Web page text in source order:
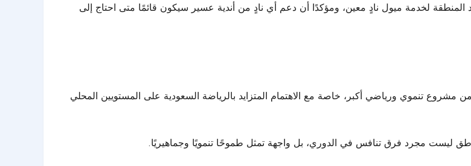
المنطقة لخدمة ميول نادٍ معين، ومؤكدًا أن دعم أي نادٍ من أندية عسير سيكون قائمًا متى احتاج إلى
تنموي ورياضي أكبر، خاصة مع الاهتمام المتزايد بالرياضة السعودية على المستويين المحلي
ليست مجرد فرق تنافس في الدوري، بل واجهة تمثل طموحًا تنمويًا وجماهيريًا.